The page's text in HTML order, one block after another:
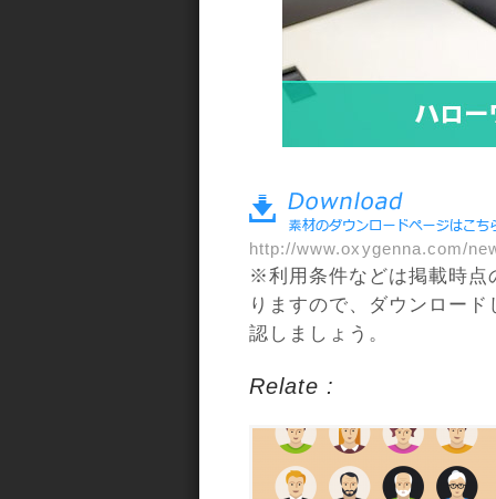
http://www.oxygenna.com/
※利用条件などは掲載時点
りますので、ダウンロー
認しましょう。
Relate :